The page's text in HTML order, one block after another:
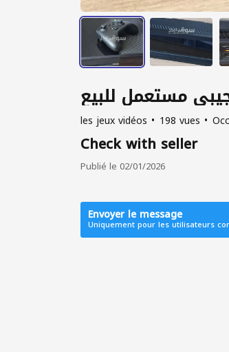
les jeux vidéos 198 vues
Check with seller
Publié le 02/01/2026
Envoyer le message
Uniquement pour les utilisateurs